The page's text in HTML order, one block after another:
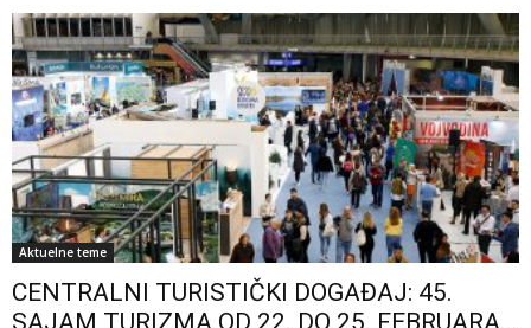
Aktuelne teme
CENTRALNI TURISTIČKI DOGAĐAJ: 45.
SAJAM TURIZMA OD 22. DO 25. FEBRUARA...